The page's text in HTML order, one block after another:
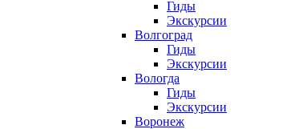
Гиды
Экскурсии
Волгоград
Гиды
Экскурсии
Вологда
Гиды
Экскурсии
Воронеж